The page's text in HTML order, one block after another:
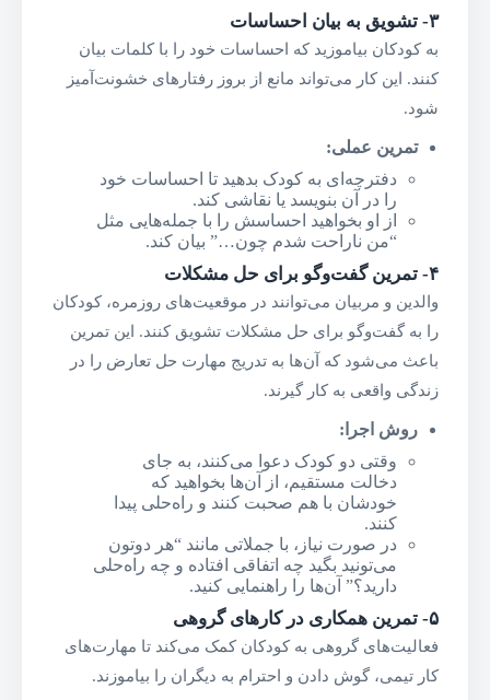
۳- تشویق به بیان احساسات
به کودکان بیاموزید که احساسات خود را با کلمات بیان
کنند. این کار می‌تواند مانع از بروز رفتارهای خشونت‌آمیز
شود.
تمرین عملی:
دفترچه‌ای به کودک بدهید تا احساسات خود
را در آن بنویسد یا نقاشی کند.
از او بخواهید احساسش را با جمله‌هایی مثل
“من ناراحت شدم چون…” بیان کند.
۴- تمرین گفت‌وگو برای حل مشکلات
والدین و مربیان می‌توانند در موقعیت‌های روزمره، کودکان
را به گفت‌وگو برای حل مشکلات تشویق کنند. این تمرین
باعث می‌شود که آن‌ها به تدریج مهارت حل تعارض را در
زندگی واقعی به کار گیرند.
روش اجرا :
وقتی دو کودک دعوا می‌کنند، به جای
دخالت مستقیم، از آن‌ها بخواهید که
خودشان با هم صحبت کنند و راه‌حلی پیدا
کنند.
در صورت نیاز، با جملاتی مانند “هر دوتون
می‌تونید بگید چه اتفاقی افتاده و چه راه‌حلی
دارید؟” آن‌ها را راهنمایی کنید.
۵- تمرین همکاری در کارهای گروهی
فعالیت‌های گروهی به کودکان کمک می‌کند تا مهارت‌های
کار تیمی، گوش دادن و احترام به دیگران را بیاموزند.